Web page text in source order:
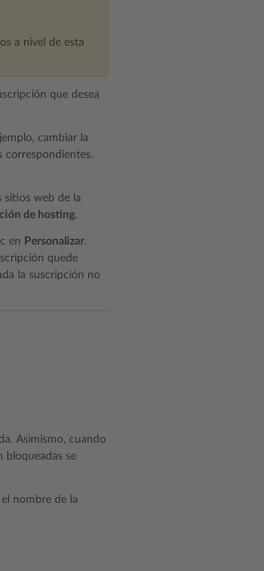
a nivel de esta
que desea
cambiar la
correspondientes.
sitios web de la
de hosting.
en Personalizar.
quede
la suscripción no
Asimismo, cuando
bloqueadas se
nombre de la